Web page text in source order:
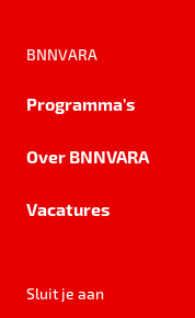
BNNVARA
Programma's
Over BNNVARA
Vacatures
Sluit je aan